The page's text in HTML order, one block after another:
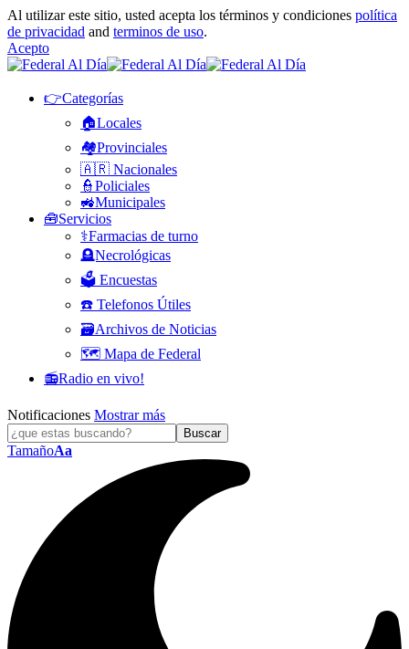
Al utilizar este sitio, usted acepta los términos y condiciones política
de privacidad and terminos de uso.
Acepto
👉Categorías
🏠Locales
🏘️Provinciales
🇦🇷 Nacionales
👮Policiales
🚜Municipales
🧰Servicios
⚕️Farmacias de turno
🪦Necrológicas
🗳️ Encuestas
☎️ Telefonos Útiles
🗃️Archivos de Noticias
🗺️ Mapa de Federal
📻Radio en vivo!
Notificaciones Mostrar más
TamañoAa